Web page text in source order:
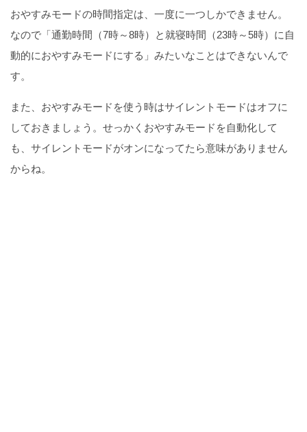
おやすみモードの時間指定は、一度に一つしかできません。
なので「通勤時間（7時～8時）と就寝時間（23時～5時）に自
動的におやすみモードにする」みたいなことはできないんで
す。
また、おやすみモードを使う時はサイレントモードはオフに
しておきましょう。せっかくおやすみモードを自動化して
も、サイレントモードがオンになってたら意味がありません
からね。